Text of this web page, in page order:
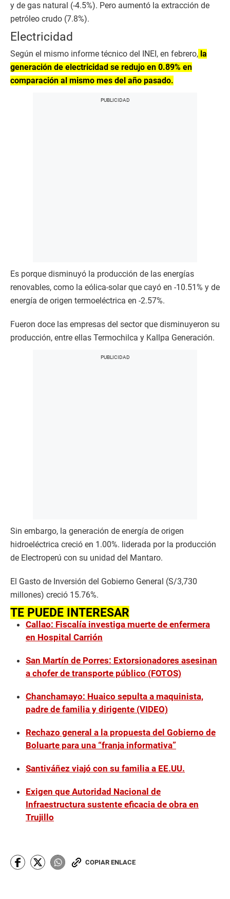
y de gas natural (-4.5%). Pero aumentó la extracción de
petróleo crudo (7.8%).
Electricidad
Según el mismo informe técnico del INEI, en febrero, la
generación de electricidad se redujo en 0.89% en
comparación al mismo mes del año pasado.
Es porque disminuyó la producción de las energías
renovables, como la eólica-solar que cayó en -10.51% y de
energía de origen termoeléctrica en -2.57%.
Fueron doce las empresas del sector que disminuyeron su
producción, entre ellas Termochilca y Kallpa Generación.
Sin embargo, la generación de energía de origen
hidroeléctrica creció en 1.00%. liderada por la producción
de Electroperú con su unidad del Mantaro.
El Gasto de Inversión del Gobierno General (S/3,730
millones) creció 15.76%.
TE PUEDE INTERESAR
Callao: Fiscalía investiga muerte de enfermera
en Hospital Carrión
San Martín de Porres: Extorsionadores asesinan
a chofer de transporte público (FOTOS)
Chanchamayo: Huaico sepulta a maquinista,
padre de familia y dirigente (VIDEO)
Rechazo general a la propuesta del Gobierno de
Boluarte para una “franja informativa”
Santiváñez viajó con su familia a EE.UU.
Exigen que Autoridad Nacional de
Infraestructura sustente eficacia de obra en
Trujillo
COPIAR ENLACE